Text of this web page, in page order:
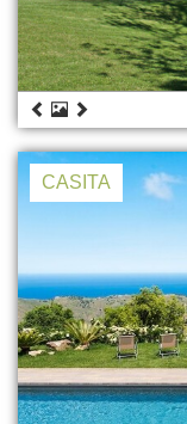
CASITA